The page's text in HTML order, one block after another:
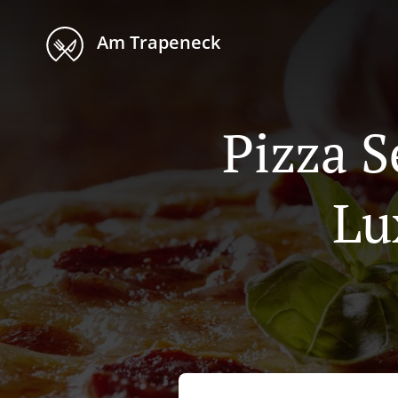
Am Trapeneck
Pizza